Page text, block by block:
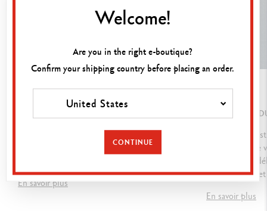
Dimensions : 80 x 10 mm
NORMES LÉGALES
Swiss Made
RÉFÉRENCE DU PRODUIT
GUIDE
Stylo plume, stylo roller, porte-mine ou stylo
bille ? Pointe en or ou en acier ? Guide pour
En savoir plus
GUIDE
LES BIENFAITS
Le journaling
quotidienne de
conseils pour
carnet/journal
En savoir plus
Welcome!
Are you in the right e-boutique?
Confirm your shipping country before placing an order.
United States
CONTINUE